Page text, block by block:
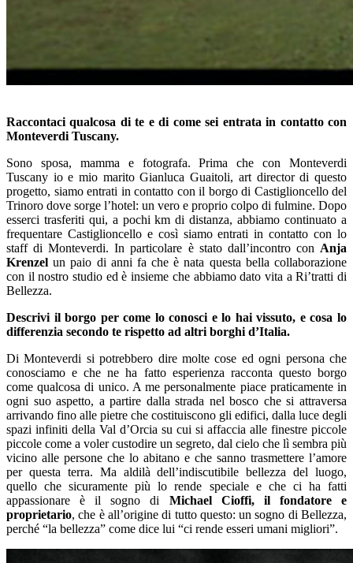
Raccontaci qualcosa di te e di come sei entrata in contatto con
Monteverdi Tuscany.
Sono sposa, mamma e fotografa. Prima che con Monteverdi
Tuscany io e mio marito Gianluca Guaitoli, art director di questo
progetto, siamo entrati in contatto con il borgo di Castiglioncello del
Trinoro dove sorge l’hotel: un vero e proprio colpo di fulmine. Dopo
esserci trasferiti qui, a pochi km di distanza, abbiamo continuato a
frequentare Castiglioncello e così siamo entrati in contatto con lo
staff di Monteverdi. In particolare è stato dall’incontro con Anja
Krenzel un paio di anni fa che è nata questa bella collaborazione
con il nostro studio ed è insieme che abbiamo dato vita a Ri’tratti di
Bellezza.
Descrivi il borgo per come lo conosci e lo hai vissuto, e cosa lo
differenzia secondo te rispetto ad altri borghi d’Italia.
Di Monteverdi si potrebbero dire molte cose ed ogni persona che
conosciamo e che ne ha fatto esperienza racconta questo borgo
come qualcosa di unico. A me personalmente piace praticamente in
ogni suo aspetto, a partire dalla strada nel bosco che si attraversa
arrivando fino alle pietre che costituiscono gli edifici, dalla luce degli
spazi infiniti della Val d’Orcia su cui si affaccia alle finestre piccole
piccole come a voler custodire un segreto, dal cielo che lì sembra più
vicino alle persone che lo abitano e che sanno trasmettere l’amore
per questa terra. Ma aldilà dell’indiscutibile bellezza del luogo,
quello che sicuramente più lo rende speciale e che ci ha fatti
appassionare è il sogno di Michael Cioffi, il fondatore e
proprietario, che è all’origine di tutto questo: un sogno di Bellezza,
perché “la bellezza” come dice lui “ci rende esseri umani migliori”.